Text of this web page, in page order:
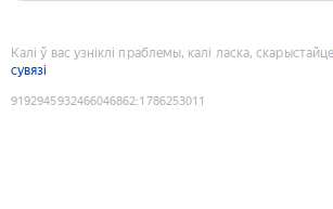
Калі ў вас узніклі праблемы, калі ласка, скарыстайце
сувязі
9192945932466046862:1786253011